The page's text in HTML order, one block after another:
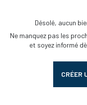
Désolé, aucun
Ne manquez pas les
et soyez informé
CRÉER